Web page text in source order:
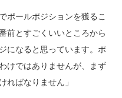
ポールポジションを獲るこ
前とすごくいいところから
になると思っています。ポ
けではありませんが、まず
ればなりません」